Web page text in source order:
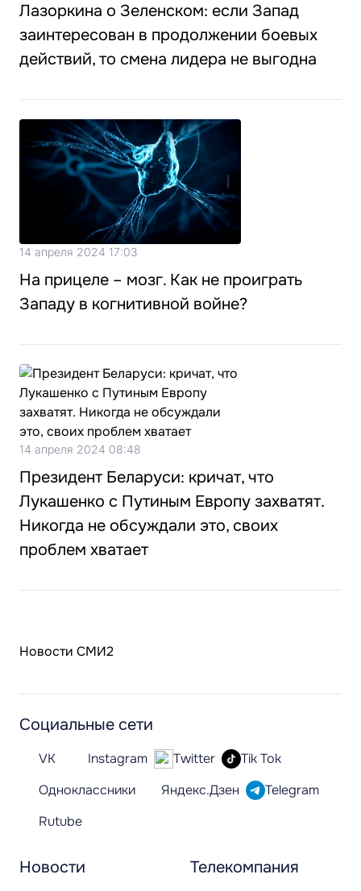
Лазоркина о Зеленском: если Запад
заинтересован в продолжении боевых
действий, то смена лидера не выгодна
14 апреля 2024 17:03
На прицеле – мозг. Как не проиграть
Западу в когнитивной войне?
14 апреля 2024 08:48
Президент Беларуси: кричат, что
Лукашенко с Путиным Европу захватят.
Никогда не обсуждали это, своих
проблем хватает
Новости СМИ2
Новости Телекомпания
Социальные сети
VK Instagram Twitter
Tik Tok
Одноклассники
Яндекс.Дзен
Telegram
Rutube